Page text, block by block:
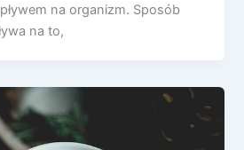
na organizm. Sposób
na to,